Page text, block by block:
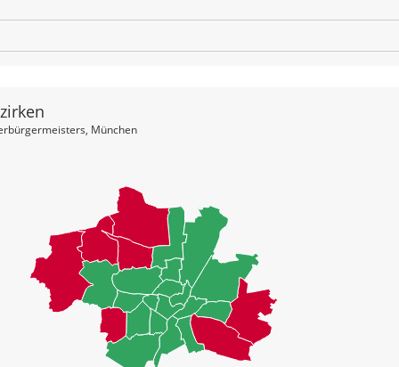
München